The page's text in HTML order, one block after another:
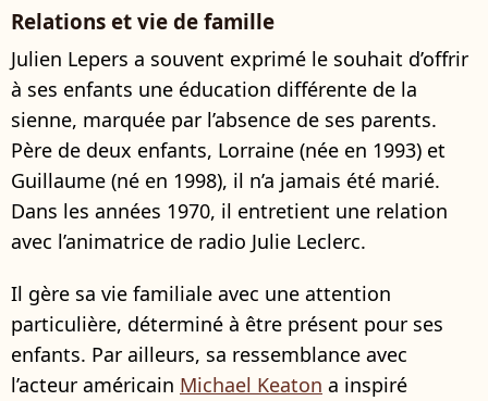
Relations et vie de famille
Julien Lepers a souvent exprimé le souhait d’offrir
à ses enfants une éducation différente de la
sienne, marquée par l’absence de ses parents.
Père de deux enfants, Lorraine (née en 1993) et
Guillaume (né en 1998), il n’a jamais été marié.
Dans les années 1970, il entretient une relation
avec l’animatrice de radio Julie Leclerc.
Il gère sa vie familiale avec une attention
particulière, déterminé à être présent pour ses
enfants. Par ailleurs, sa ressemblance avec
l’acteur américain Michael Keaton a inspiré